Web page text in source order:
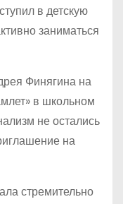
в детскую
заниматься
Финягина на
в школьном
не остались
на
стремительно